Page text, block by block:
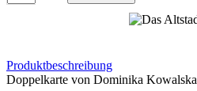
Produktbeschreibung
Doppelkarte von Dominika Kowalska